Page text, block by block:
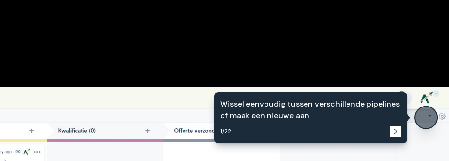
Wissel eenvoudig tussen verschillende pipelines
of maak een nieuwe aan
1/22